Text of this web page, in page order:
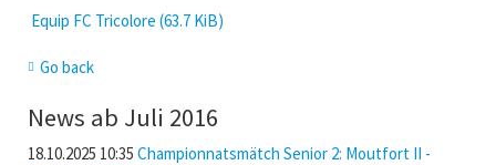
Equip FC Tricolore (63.7 KiB)
Go back
News ab Juli 2016
18.10.2025 10:35 Championnatsmätch Senior 2: Moutfort II -